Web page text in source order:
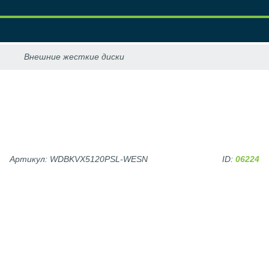
Артикул: WDBKVX5120PSL-WESN ID: 06224